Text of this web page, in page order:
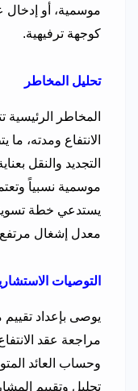
موسمية، أو إدخال
كوجهة ترفيهية.
تحليل المخاطر
المخاطر الرئيسية
الانتفاع ومدته،
التجديد والنقل
موسمية نسبياً
يستدعي خطة
معدل إشغال مرتفع
التوصيات
يوصى بإعداد
مراجعة عقد
وحساب العائد
تحليل وتقييم